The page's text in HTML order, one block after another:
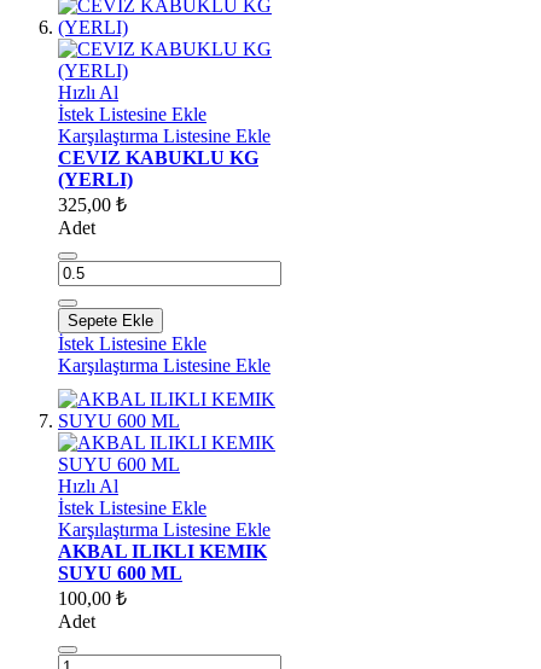
Hızlı Al
İstek Listesine Ekle
Karşılaştırma Listesine Ekle
CEVIZ KABUKLU KG
(YERLI)
325,00 ₺
Adet
Sepete Ekle
İstek Listesine Ekle
Karşılaştırma Listesine Ekle
Hızlı Al
İstek Listesine Ekle
Karşılaştırma Listesine Ekle
AKBAL ILIKLI KEMIK
SUYU 600 ML
100,00 ₺
Adet